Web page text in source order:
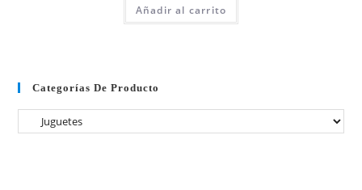
Añadir al carrito
Categorías De Producto